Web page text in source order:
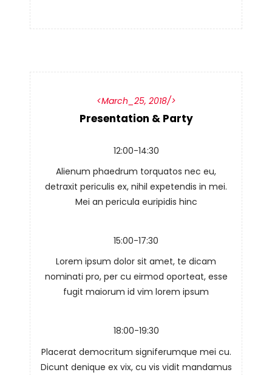
March_25, 2018
Presentation & Party
12:00-14:30
Alienum phaedrum torquatos nec eu,
detraxit periculis ex, nihil expetendis in mei.
Mei an pericula euripidis hinc
15:00-17:30
Lorem ipsum dolor sit amet, te dicam
nominati pro, per cu eirmod oporteat, esse
fugit maiorum id vim lorem ipsum
18:00-19:30
Placerat democritum signiferumque mei cu.
Dicunt denique ex vix, cu vis vidit mandamus